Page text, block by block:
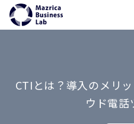
CTIとは？導入のメリ
ウド電話